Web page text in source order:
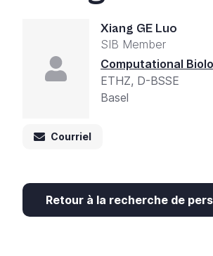
Xiang GE Luo
SIB Member
Computational
ETHZ, D-BSSE
Basel
Courriel
Retour à la recherche de